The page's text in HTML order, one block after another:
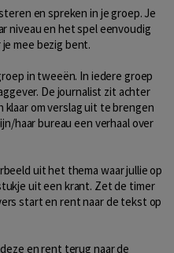
en spreken in je groep. Je
niveau en het spel eenvoudig
mee bezig bent.
in tweeën. In iedere groep
De journalist zit achter
klaar om verslag uit te brengen
haar bureau een verhaal over
uit het thema waar jullie op
uit een krant. Zet de timer
start en rent naar de tekst op
en rent terug naar de